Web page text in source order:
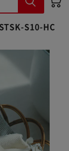
S10-HC